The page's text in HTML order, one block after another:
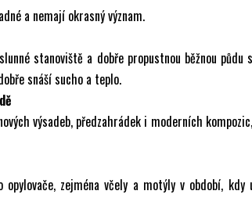
a nemají okrasný význam.
stanoviště a dobře propustnou běžnou půdu
snáší sucho a teplo.
výsadeb, předzahrádek i moderních
zejména včely a motýly v období, kdy